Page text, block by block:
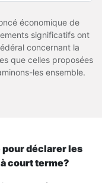
économique de
significatifs ont
concernant la
que celles proposées
les ensemble.
pour déclarer les
court terme?